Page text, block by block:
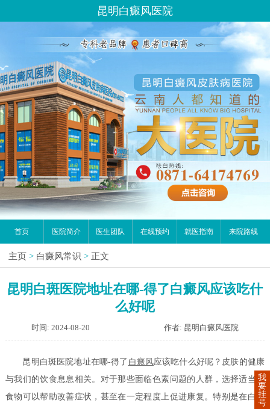
昆明白癜风医院
首页 医院简介 医生团队 在线预约 就医指南 来院路线
主页 > 白癜风常识 > 正文
昆明白斑医院地址在哪-得了白癜风应该吃什
么好呢
时间: 2024-08-20 作者: 昆明白癜风医院
昆明白斑医院地址在哪-得了 白癜风应该吃什么好呢？皮肤的健康
与我们的饮食息息相关。对于那些面临色素问题的人群，选择适当的
食物可以帮助改善症状，甚至在一定程度上促进康复。特别是在白癜
我
要
挂
号